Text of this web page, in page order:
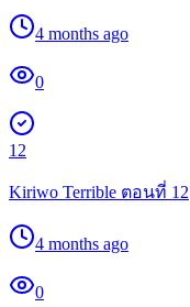
4 months ago
0
12
Kiriwo Terrible ตอนที่ 12
4 months ago
0